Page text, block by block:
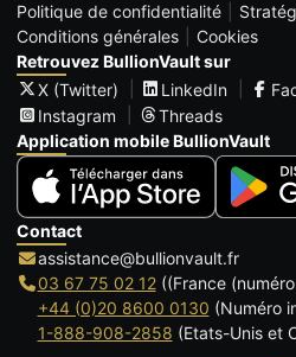
Politique de confidentialité
Conditions générales
Cookies
Retrouvez BullionVault sur
X (Twitter)
LinkedIn
Instagram
Threads
Application mobile BullionVault
Contact
assistance@bullionvault.fr
03 67 75 02 12((France
+44 (0)20 8600 0130 (Numéro
1-888-908-2858 (Etats-Unis et